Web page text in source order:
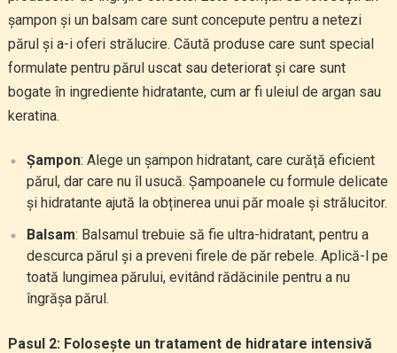
șampon și un balsam care sunt concepute pentru a netezi
părul și a-i oferi strălucire. Căută produse care sunt special
formulate pentru părul uscat sau deteriorat și care sunt
bogate în ingrediente hidratante, cum ar fi uleiul de argan sau
keratina.
Șampon: Alege un șampon hidratant, care curăță eficient
părul, dar care nu îl usucă. Șampoanele cu formule delicate
și hidratante ajută la obținerea unui păr moale și strălucitor.
Balsam: Balsamul trebuie să fie ultra-hidratant, pentru a
descurca părul și a preveni firele de păr rebele. Aplică-l pe
toată lungimea părului, evitând rădăcinile pentru a nu
îngrășa părul.
Pasul 2: Folosește un tratament de hidratare intensivă